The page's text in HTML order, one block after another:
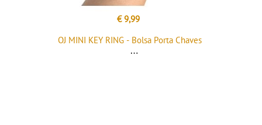
€ 9,99
OJ MINI KEY RING - Bolsa Porta Chaves